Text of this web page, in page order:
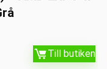
Till butiken